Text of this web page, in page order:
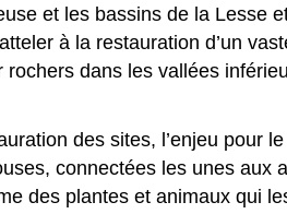
et les bassins de la Lesse
à la restauration d’un
rochers dans les vallées
des sites, l’enjeu pour
connectées les unes aux
des plantes et animaux qui